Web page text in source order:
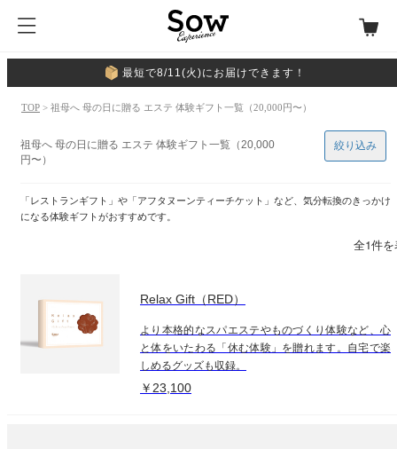
最短で8/11(火)にお届けできます！
TOP > 祖母へ 母の日に贈る エステ 体験ギフト一覧（20,000円〜）
祖母へ 母の日に贈る エステ 体験ギフト一覧（20,000
円〜）
「レストランギフト」や「アフタヌーンティーチケット」など、気分転換のきっかけ
になる体験ギフトがおすすめです。
絞り込み
全1件
Relax Gift（RED）
より本格的なスパエステやものづくり体験など、心
と体をいたわる「休む体験」を贈れます。自宅で楽
しめるグッズも収録。
￥23,100